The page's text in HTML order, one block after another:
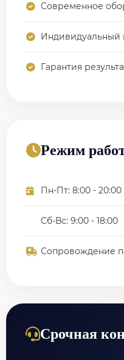
Современное
Индивидуальный
Гарантия
Режим
Пн-Пт: 8:00 - 20:00
Сб-Вс: 9:00 - 18:00
Сопровождение
Срочная